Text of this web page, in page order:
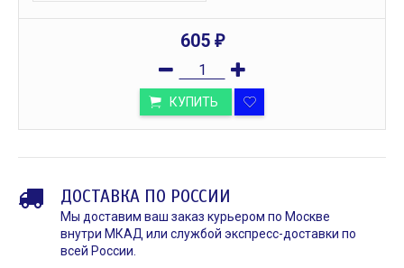
605 ₽
КУПИТЬ
ДОСТАВКА ПО РОССИИ
Мы доставим ваш заказ курьером по Москве
внутри МКАД или службой экспресс-доставки по
всей России.